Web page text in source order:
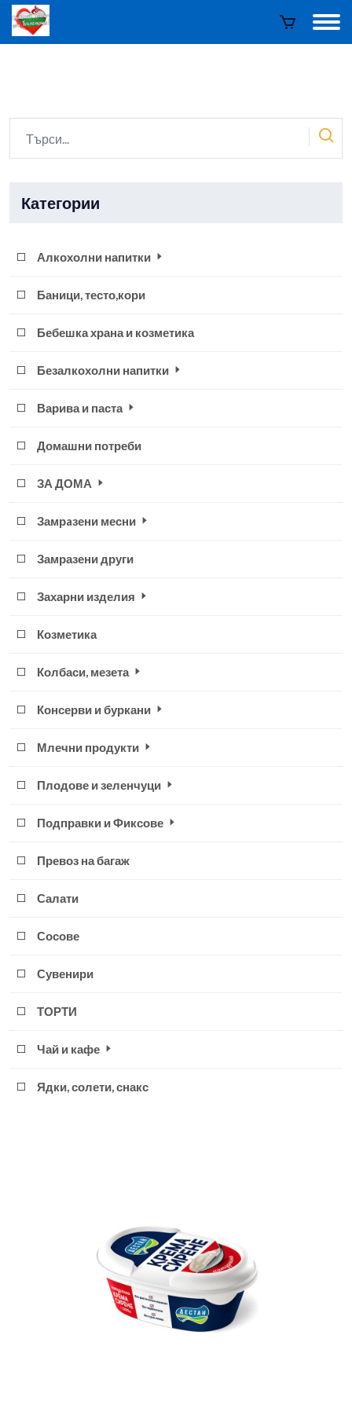
Категории
Алкохолни напитки
Баници, тесто,кори
Бебешка храна и козметика
Безалкохолни напитки
Варива и паста
Домашни потреби
ЗА ДОМА
Замрaзени месни
Замразени други
Захарни изделия
Козметика
Колбаси, мезета
Консерви и буркани
Млечни продукти
Плодове и зеленчуци
Подправки и Фиксове
Превоз на багаж
Салати
Сосове
Сувенири
ТОРТИ
Чай и кафе
Ядки, солети, снакс